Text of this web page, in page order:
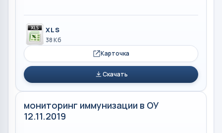
XLS
38 Кб
Карточка
Скачать
мониторинг иммунизации в ОУ
12.11.2019